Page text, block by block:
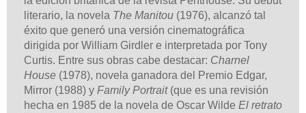
literario, la novela The Manitou (1976), alcanzó tal
éxito que generó una versión cinematográfica
dirigida por William Girdler e interpretada por Tony
Curtis. Entre sus obras cabe destacar: Charnel
House (1978), novela ganadora del Premio Edgar,
Mirror (1988) y Family Portrait (que es una revisión
hecha en 1985 de la novela de Oscar Wilde El retrato